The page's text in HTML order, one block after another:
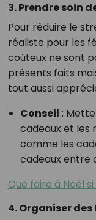
3. Prendre soin
Pour réduire le
réaliste pour les
coûteux ne sont
présents faits
tout aussi
Conseil :
cadeaux et les
comme les
cadeaux entre
Que faire à Noël
4. Organiser